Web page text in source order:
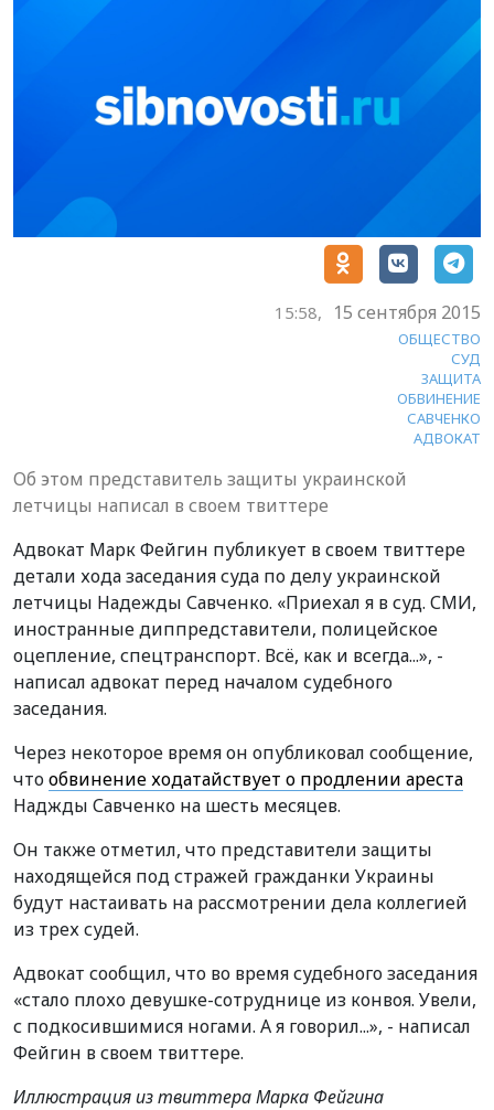
15:58, 15 сентября 2015
ОБЩЕСТВО
СУД
ЗАЩИТА
ОБВИНЕНИЕ
САВЧЕНКО
АДВОКАТ
Об этом представитель защиты украинской
летчицы написал в своем твиттере
Адвокат Марк Фейгин публикует в своем твиттере
детали хода заседания суда по делу украинской
летчицы Надежды Савченко. «Приехал я в суд. СМИ,
иностранные диппредставители, полицейское
оцепление, спецтранспорт. Всё, как и всегда...», -
написал адвокат перед началом судебного
заседания.
Через некоторое время он опубликовал сообщение,
чтообвинение ходатайствует о продлении ареста
Наджды Савченко на шесть месяцев.
Он также отметил, что представители защиты
находящейся под стражей гражданки Украины
будут настаивать на рассмотрении дела коллегией
из трех судей.
Адвокат сообщил, что во время судебного заседания
«стало плохо девушке-сотруднице из конвоя. Увели,
с подкосившимися ногами. А я говорил...», - написал
Фейгин в своем твиттере.
Иллюстрация из твиттера Марка Фейгина